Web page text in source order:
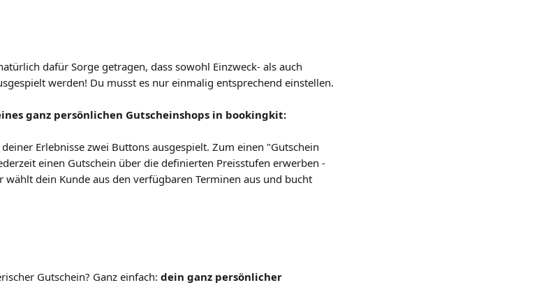
dafür Sorge getragen, dass sowohl Einzweck- als auch
werden! Du musst es nur einmalig entsprechend einstellen.
ganz persönlichen Gutscheinshops in bookingkit:
Erlebnisse zwei Buttons ausgespielt. Zum einen "Gutschein
einen Gutschein über die definierten Preisstufen erwerben -
wählt dein Kunde aus den verfügbaren Terminen aus und bucht
Gutschein? Ganz einfach: dein ganz persönlicher